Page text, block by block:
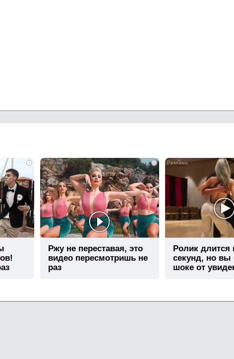
i i
Ржу не переставая, это
видео пересмотришь не
раз
Ролик длится
секунд, но вы
шоке от